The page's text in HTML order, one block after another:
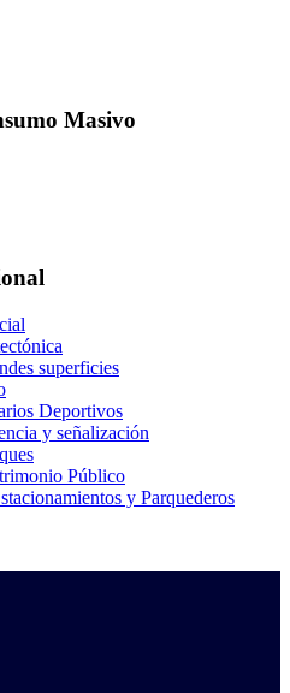
Masivo
superficies
Deportivos
y señalización
Público
y Parquederos